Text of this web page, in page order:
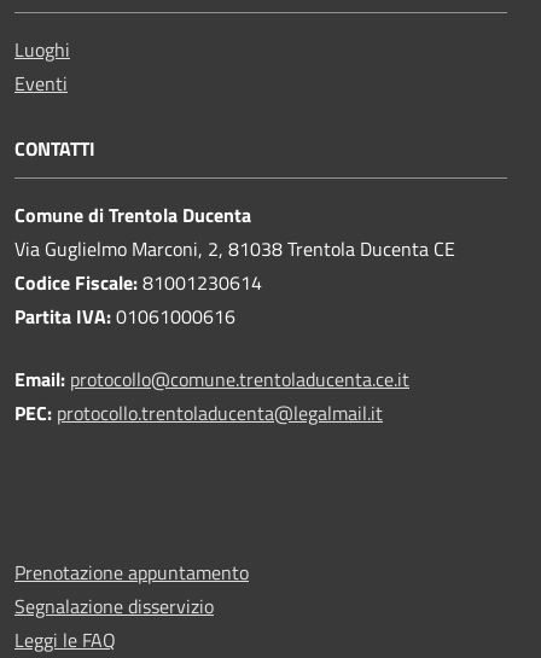
Luoghi
Eventi
CONTATTI
Comune di Trentola Ducenta
Via Guglielmo Marconi, 2, 81038 Trentola Ducenta CE
Codice Fiscale:81001230614
Partita IVA:01061000616
Email: protocollo@comune.trentoladucenta.ce.it
PEC: protocollo.trentoladucenta@legalmail.it
Prenotazione appuntamento
Segnalazione disservizio
Leggi le FAQ